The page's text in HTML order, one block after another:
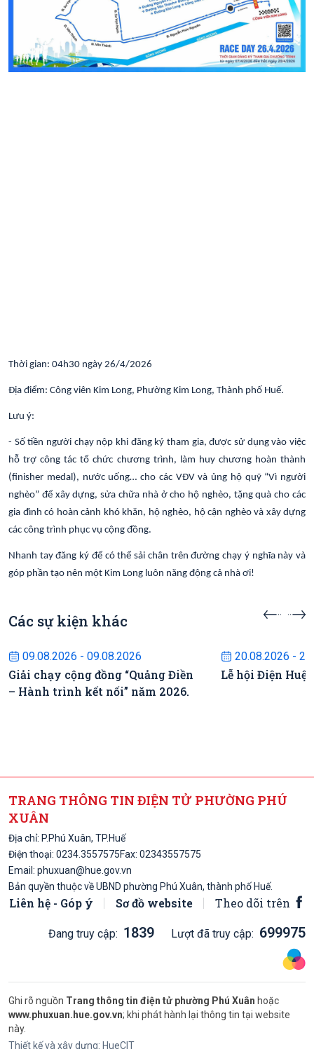
Thời gian: 04h30 ngày 26/4/2026
Địa điểm: Công viên Kim Long, Phường Kim Long, Thành phố Huế.
Lưu ý:
- Số tiền người chạy nộp khi đăng ký tham gia, được sử dụng vào việc
hỗ trợ công tác tổ chức chương trình, làm huy chương hoàn thành
(finisher medal), nước uống… cho các VĐV và ủng hộ quỹ “Vì người
nghèo” để xây dựng, sửa chữa nhà ở cho hộ nghèo, tặng quà cho các
gia đình có hoàn cảnh khó khăn, hộ nghèo, hộ cận nghèo và xây dựng
các công trình phục vụ cộng đồng.
Nhanh tay đăng ký để có thể sải chân trên đường chạy ý nghĩa này và
góp phần tạo nên một Kim Long luôn năng động cả nhà ơi!
Các sự kiện khác
Sự kiện sắp diễn ra
09.08.2026 - 09.08.2026
Giải chạy cộng đồng “Quảng Điền
– Hành trình kết nối” năm 2026.
20.08.2026 -
Lễ hội Điện Huệ
TRANG THÔNG TIN ĐIỆN TỬ PHƯỜNG PHÚ
XUÂN
Địa chỉ: P.Phú Xuân, TP.Huế
Điện thoại: 0234.3557575Fax: 02343557575
Email: phuxuan@hue.gov.vn
Bản quyền thuộc về UBND phường Phú Xuân, thành phố Huế.
Liên hệ - Góp ý Sơ đồ website Theo dõi trên
Đang truy cập: 1839 Lượt đã truy cập: 699975
Ghi rõ nguồn Trang thông tin điện tử phường Phú Xuân hoặc
www.phuxuan.hue.gov.vn; khi phát hành lại thông tin tại website
này.
Thiết kế và xây dựng: HueCIT